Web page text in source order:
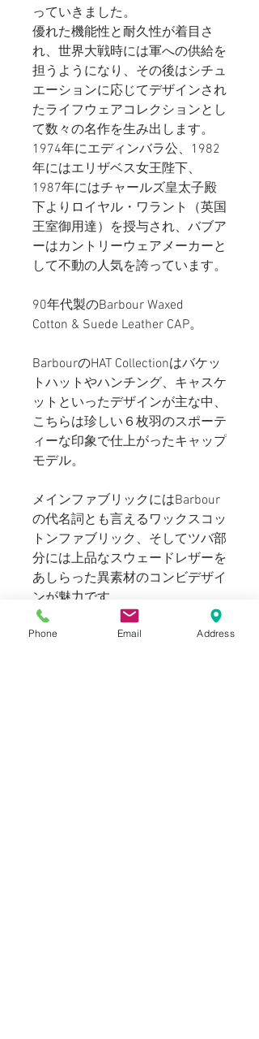
っていきました。
優れた機能性と耐久性が着目さ
れ、世界大戦時には軍への供給を
担うようになり、その後はシチュ
エーションに応じてデザインされ
たライフウェアコレクションとし
て数々の名作を生み出します。
1974年にエディンバラ公、1982
年にはエリザベス女王陛下、
1987年にはチャールズ皇太子殿
下よりロイヤル・ワラント（英国
王室御用達）を授与され、バブア
ーはカントリーウェアメーカーと
して不動の人気を誇っています。
90年代製のBarbour Waxed
Cotton & Suede Leather CAP。
BarbourのHAT Collectionはバケッ
トハットやハンチング、キャスケ
ットといったデザインが主な中、
こちらは珍しい６枚羽のスポーテ
ィーな印象で仕上がったキャップ
モデル。
メインファブリックにはBarbour
の代名詞とも言えるワックスコッ
トンファブリック、そしてツバ部
分には上品なスウェードレザーを
あしらった異素材のコンビデザイ
ンが魅力です。
この年代のアイテムならでの
Phone Email Address